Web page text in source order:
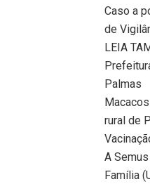
Caso a
de
LEIA
Palmas
rural de
A
Família